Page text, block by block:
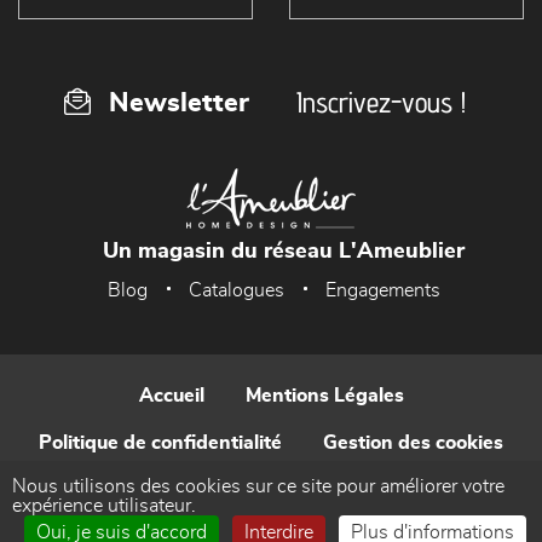
Newsletter Inscrivez-vous !
Un magasin du réseau L'Ameublier
Blog Catalogues Engagements
Accueil Mentions Légales
Politique de confidentialité Gestion des cookies
Contact
Nous utilisons des cookies sur ce site pour améliorer votre
expérience utilisateur.
Oui, je suis d'accord
Interdire Plus d'informations